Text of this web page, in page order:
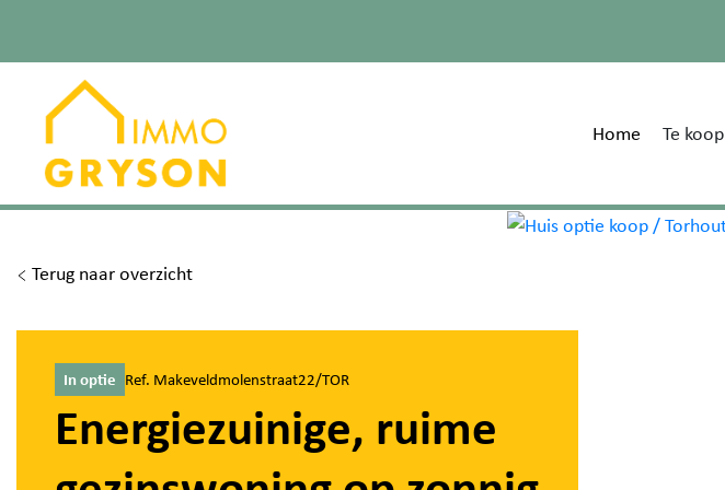
Home Te koop
Terug naar overzicht
In optie Ref. Makeveldmolenstraat22/TOR
Energiezuinige, ruime